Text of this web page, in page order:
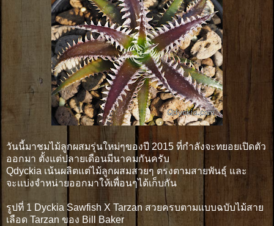
วันนี้มาชมไม้ลูกผสมรุ่นใหม่ๆของปี 2015 ที่กำลังจะทยอยเปิดตัว
ออกมา ตั้งแต่ปลายเดือนมีนาคมกันครับ
Qdyckia เน้นผลิตแต่ไม้ลูกผสมสวยๆ ตรงตามสายพันธุ์ และ
จะเเบ่งจำหน่ายออกมาให้เพื่อนๆได้เก็บกัน
รูปที่ 1 Dyckia Sawfish X Tarzan สวยครบตามแบบฉบับไม้สาย
เลือด Tarzan ของ Bill Baker